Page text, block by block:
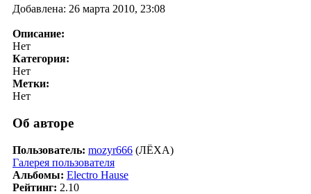
Добавлена: 26 марта 2010, 23:08
Описание:
Нет
Категория:
Нет
Метки:
Нет
Об авторе
Пользователь: mozyr666 (ЛЁХА)
Галерея пользователя
Альбомы: Electro Hause
Рейтинг: 2.10